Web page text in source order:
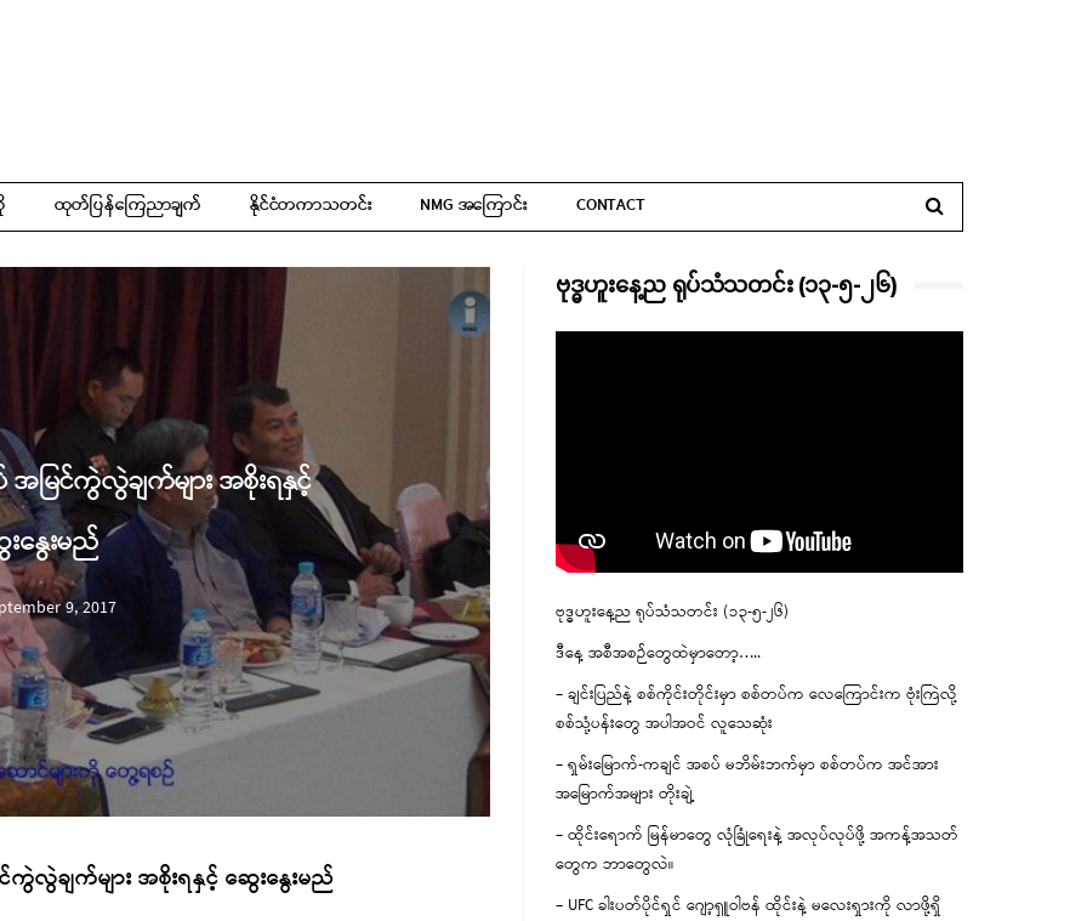
ထုတ်ပြန်ကြေညာချက် နိုင်ငံတကာသတင်း NMG အကြောင်း CONTACT
အမြင်ကွဲလွဲချက်များ အစိုးရနှင့်
နွေးမည်
9, 2017
ကွဲလွဲချက်များ အစိုးရနှင့် ဆွေးနွေးမည်
ဗုဒ္ဓဟူးနေ့ည ရုပ်သံသတင်း (၁၃-၅-၂၆)
ဗုဒ္ဓဟူးနေ့ည ရုပ်သံသတင်း (၁၃-၅-၂၆)
ဒီနေ့ အစီအစဉ်တွေထဲမှာတော့…..
– ချင်းပြည်နဲ့ စစ်ကိုင်းတိုင်းမှာ စစ်တပ်က လေကြောင်းက ဗုံးကြဲလို့
စစ်သုံ့ပန်းတွေ အပါအဝင် လူသေဆုံး
– ရှမ်းမြောက်-ကချင် အစပ် မဘိမ်းဘက်မှာ စစ်တပ်က အင်အား
အမြောက်အများ တိုးချဲ့
– ထိုင်းရောက် မြန်မာတွေ လုံခြုံရေးနဲ့ အလုပ်လုပ်ဖို့ အကန့်အသတ်
တွေက ဘာတွေလဲ။
– UFC ခါးပတ်ပိုင်ရှင် ဂျော့ရှူဝါဗန် ထိုင်းနဲ့ မလေးရှားကို လာဖို့ရှိ